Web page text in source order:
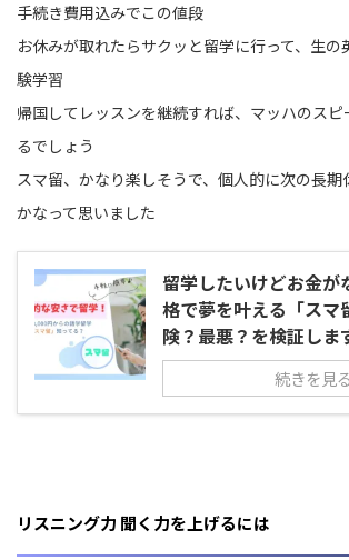
手続き費用込みでこの値段
お休みが取れたらサクッと留学に行って、生
験学習
帰国してレッスンを継続すれば、マッハのス
るでしょう
スマ留、かなり楽しそうで、個人的に次の長期
かなって思いました
留学したいけどお金が
格で夢を叶える「スマ
険？最悪？を検証しま
続きを見る
リスニング力 聞く力を上げるには